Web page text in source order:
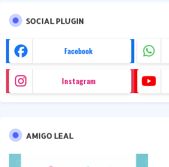
SOCIAL PLUGIN
Facebook
Instagram
AMIGO LEAL